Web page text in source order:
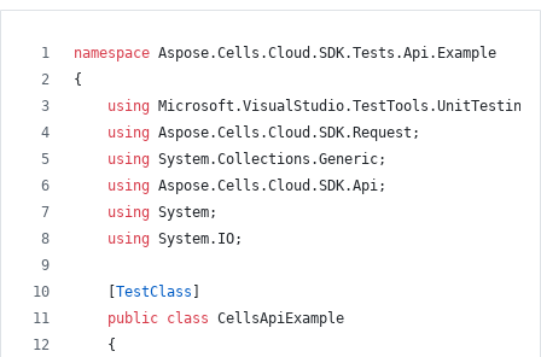
namespace Aspose.Cells .Cloud .SDK.Tests .Api. Example
{
using
Microsoft .VisualStudio.TestTools .UnitTesting
using Aspose.Cells .Cloud .SDK. Request ;
using System.Collections .Generic;
using Aspose.Cells .Cloud .SDK.Api;
using System;
using System. IO;
TestClass
public class CellsApiExample
{